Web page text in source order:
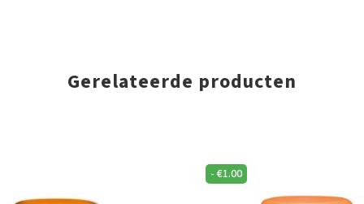
Gerelateerde producten
- €1.00